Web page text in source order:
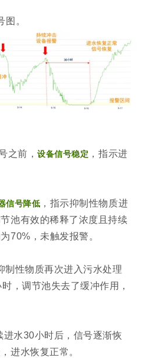
。
之前，设备信号稳定 ，指示进
信号降低 ，指示抑制性物质进
池有效的稀释了浓度且持续
70%，未触发报警。
制性物质再次进入污水处理
，调节池失去了缓冲作用，
水30小时后，信号逐渐恢
进水恢复正常。